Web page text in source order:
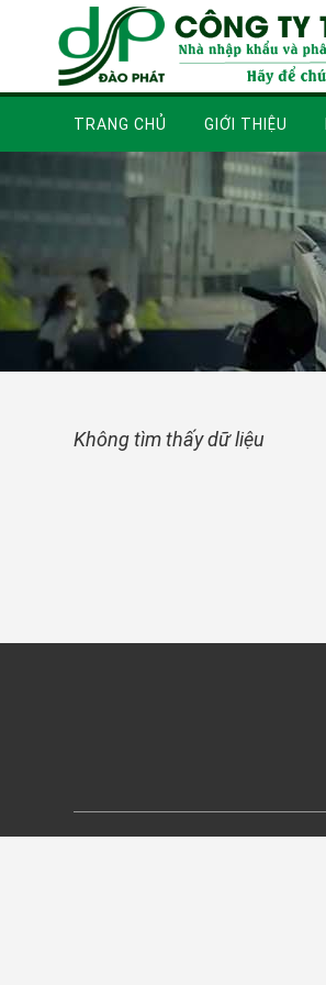
TRANG CHỦ GIỚI THIỆU
Không tìm thấy dữ liệu